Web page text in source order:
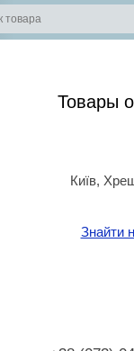
Товары
Київ,
Знайти